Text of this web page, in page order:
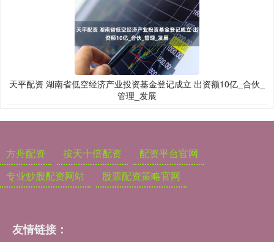
天平配资 湖南省低空经济产业投资基金登记成立 出资额10亿_合伙_
管理_发展
方舟配资 按天十倍配资
配资平台官网
专业炒股配资网站
股票配资策略官网
友情链接：